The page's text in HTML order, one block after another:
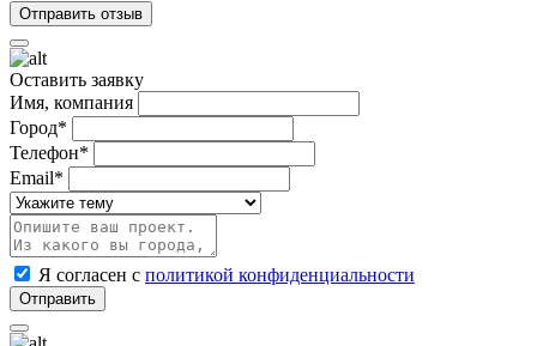
Оставить заявку
Имя, компания
Город*
Телефон*
Email*
Я согласен с политикой конфиденциальности